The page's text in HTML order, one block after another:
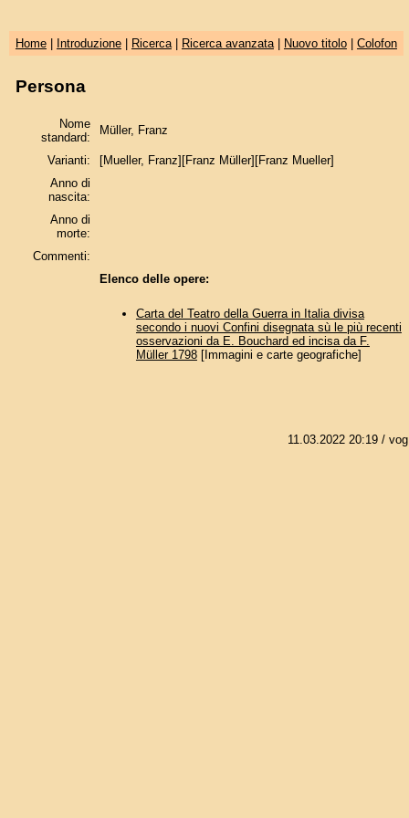
Home| Introduzione| Ricerca| Ricerca avanzata| Nuovo titolo| Colofon
Persona
Nome
standard:
Müller, Franz
Varianti:
[Mueller, Franz][Franz Müller][Franz Mueller]
Anno di
nascita:
Anno di
morte:
Commenti:
Elenco delle opere:
Carta del Teatro della Guerra in Italia divisa
secondo i nuovi Confini disegnata sù le più recenti
osservazioni da E. Bouchard ed incisa da F.
Müller 1798[Immagini e carte geografiche]
11.03.2022 20:19/ vog